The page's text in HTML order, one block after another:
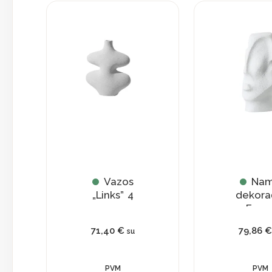
Vazos
„Links” 4
71,40 € su
PVM
79,86 €
PVM